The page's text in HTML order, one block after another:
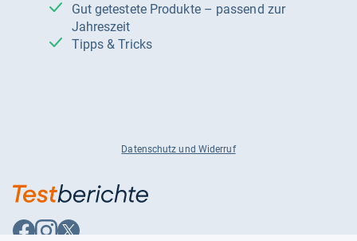
Gut getestete Produkte – passend zur
Jahreszeit
Tipps & Tricks
Datenschutz und Widerruf
AufAufAuf